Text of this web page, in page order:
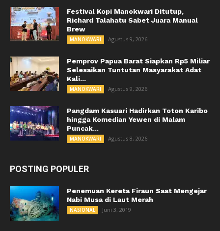
Festival Kopi Manokwari Ditutup,
Richard Talahatu Sabet Juara Manual
Brew
MANOKWARI Agustus 9, 2026
Pemprov Papua Barat Siapkan Rp5 Miliar
Selesaikan Tuntutan Masyarakat Adat
Kali...
MANOKWARI Agustus 9, 2026
Pangdam Kasuari Hadirkan Toton Karibo
hingga Komedian Yewen di Malam
Puncak...
MANOKWARI Agustus 8, 2026
POSTING POPULER
Penemuan Kereta Firaun Saat Mengejar
Nabi Musa di Laut Merah
NASIONAL Juni 3, 2019